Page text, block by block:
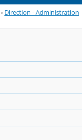
› Direction - Administration